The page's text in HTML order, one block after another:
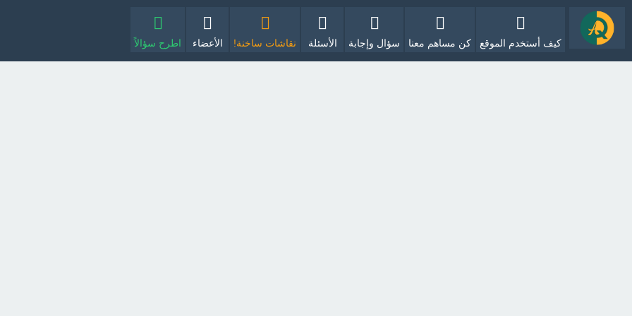
كيف أستخدم الموقع كن مساهم معنا سؤال وإجابة الأسئلة نقاشات ساخنة! الأعضاء اطرح سؤالاً